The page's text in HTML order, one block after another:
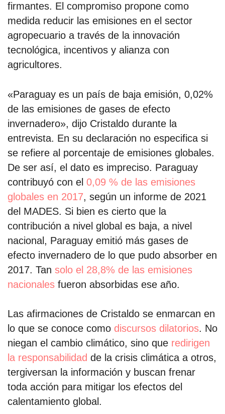
firmantes. El compromiso propone como
medida reducir las emisiones en el sector
agropecuario a través de la innovación
tecnológica, incentivos y alianza con
agricultores.
«Paraguay es un país de baja emisión, 0,02%
de las emisiones de gases de efecto
invernadero», dijo Cristaldo durante la
entrevista. En su declaración no especifica si
se refiere al porcentaje de emisiones globales.
De ser así, el dato es impreciso. Paraguay
contribuyó con el 0,09 % de las emisiones
globales en 2017, según un informe de 2021
del MADES. Si bien es cierto que la
contribución a nivel global es baja, a nivel
nacional, Paraguay emitió más gases de
efecto invernadero de lo que pudo absorber en
2017. Tan solo el 28,8% de las emisiones
nacionales fueron absorbidas ese año.
Las afirmaciones de Cristaldo se enmarcan en
lo que se conoce como discursos dilatorios. No
niegan el cambio climático, sino que redirigen
la responsabilidad de la crisis climática a otros,
tergiversan la información y buscan frenar
toda acción para mitigar los efectos del
calentamiento global.